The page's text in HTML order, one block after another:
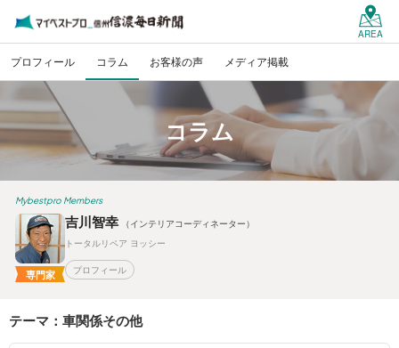
AREA
プロフィール コラム お客様の声 メディア掲載
コラム
Mybestpro Members
専門家
吉川智幸
（インテリアコーディネーター）
トータルリペア ヨッシー
プロフィール
テーマ：車関係その他